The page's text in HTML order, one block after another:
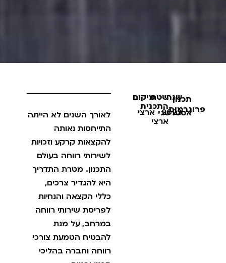
פרוגרמות
תכנון
אסטרטגי
שנה
2023
שטח
התכנית
ארצי
מיקום
ארצי
לאורך השנים לא הייתה
התייחסות נאותה
להקצאות קרקע וזכויות
לשירותי רווחה בעולם
התכנון. מטרת התדריך
היא להגדיר צרכים,
כללי הקצאה והנחיות
לפריסת שירותי רווחה
במרחב, על מנת
להבטיח הטמעת צורכי
רווחה וחברה בהליכי